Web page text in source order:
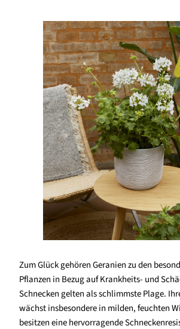
Zum Glück gehören Geranien zu den
Pflanzen in Bezug auf Krankheits- und
Schnecken gelten als schlimmste Plage.
wächst insbesondere in milden, feuchten
besitzen eine hervorragende